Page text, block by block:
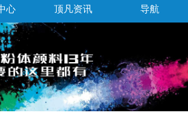
心 顶凡资讯 导航